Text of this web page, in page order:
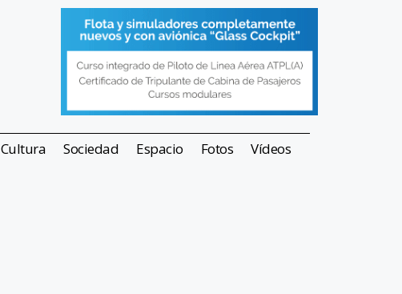
Cultura Sociedad Espacio Fotos Vídeos